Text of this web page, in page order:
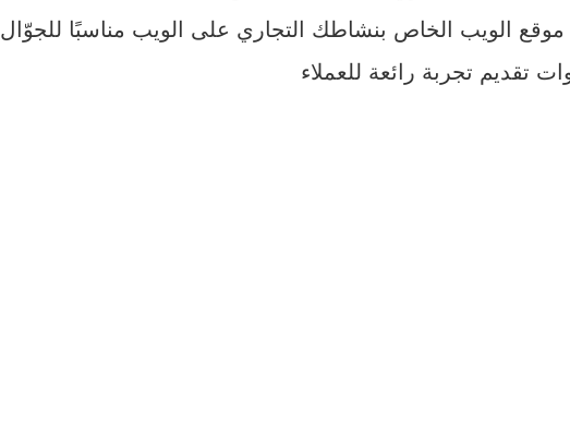
الويب الخاص بنشاطك التجاري على الويب مناسبًا للجوّال